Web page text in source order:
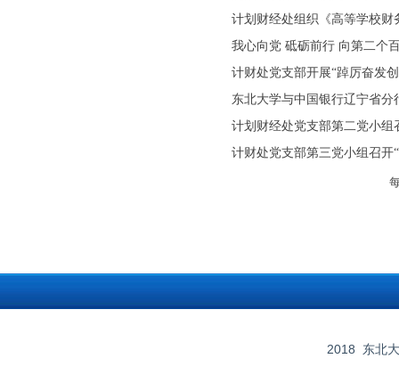
计划财经处组织《高等学校财
我心向党 砥砺前行 向第二个
计财处党支部开展“踔厉奋发
东北大学与中国银行辽宁省
计划财经处党支部第二党小组
计财处党支部第三党小组召开
2018 东北